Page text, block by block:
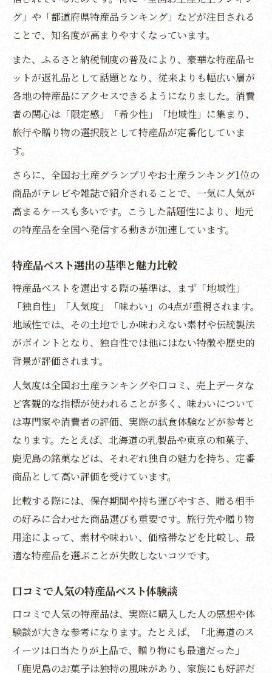
特産品を使った新しいグルメ体験方法
厳選特産品のおすすめ活用シーン集
特産品ベストのおすすめ活用シーン紹介
季節ごとに楽しむ特産品ベストの提案
特産品を使ったホームパーティ活用術
大切な行事で特産品ベストを選ぶ理由
特産品ベストが活躍する贈り物シーン
グ」や「都道府県特産品ランキング」などが注目される
ことで、知名度が高まりやすくなっています。
また、ふるさと納税制度の普及により、豪華な特産品セ
ットが返礼品として話題となり、従来よりも幅広い層が
各地の特産品にアクセスできるようになりました。消費
者の関心は「限定感」「希少性」「地域性」に集まり、
旅行や贈り物の選択肢として特産品が定番化していま
す。
さらに、全国お土産グランプリやお土産ランキング1位の
商品がテレビや雑誌で紹介されることで、一気に人気が
高まるケースも多いです。こうした話題性により、地元
の特産品を全国へ発信する動きが加速しています。
特産品ベスト選出の基準と魅力比較
特産品ベストを選出する際の基準は、まず「地域性」
「独自性」「人気度」「味わい」の4点が重視されます。
地域性では、その土地でしか味わえない素材や伝統製法
がポイントとなり、独自性では他にはない特徴や歴史的
背景が評価されます。
人気度は全国お土産ランキングや口コミ、売上データな
ど客観的な指標が使われることが多く、味わいについて
は専門家や消費者の評価、実際の試食体験などが参考と
なります。たとえば、北海道の乳製品や東京の和菓子、
鹿児島の銘菓などは、それぞれ独自の魅力を持ち、定番
商品として高い評価を受けています。
比較する際には、保存期間や持ち運びやすさ、贈る相手
の好みに合わせた商品選びも重要です。旅行先や贈り物
用途によって、素材や味わい、価格帯などを比較し、最
適な特産品を選ぶことが失敗しないコツです。
口コミで人気の特産品ベスト体験談
口コミで人気の特産品は、実際に購入した人の感想や体
験談が大きな参考になります。たとえば、「北海道のス
イーツは口当たりが上品で、贈り物にも最適だった」
「鹿児島のお菓子は独特の風味があり、家族にも好評だ